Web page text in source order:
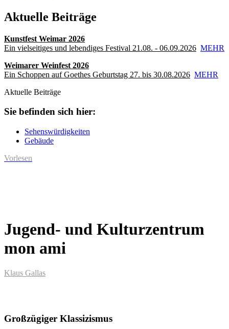
Aktuelle Beiträge
Kunstfest Weimar 2026
Ein vielseitiges und lebendiges Festival 21.08. - 06.09.2026 MEHR
Weimarer Weinfest 2026
Ein Schoppen auf Goethes Geburtstag 27. bis 30.08.2026 MEHR
Aktuelle Beiträge
Sie befinden sich hier:
Sehenswürdigkeiten
Gebäude
Vorlesen
Jugend- und Kulturzentrum
mon ami
Klaus Gallas
Großzügiger Klassizismus